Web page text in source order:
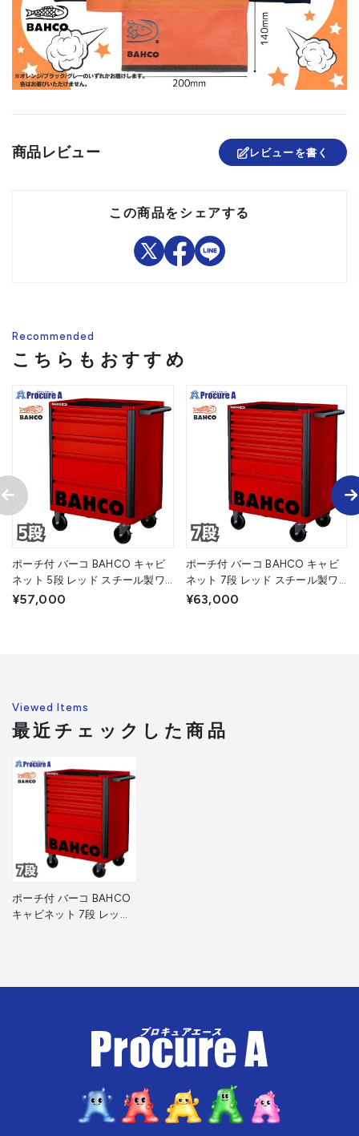
商品レビュー レビューを書く
この商品をシェアする
Recommended
こちらもおすすめ
ポーチ付 バーコ BAHCO キャビ
ネット 5段 レッド スチール製ワ
ゴン ツールストレージエントリ
¥57,000
ポーチ付 バーコ BAHCO キャビ
ネット 7段 レッド スチール製ワ
ゴン ツールストレージエントリ
¥63,000
Viewed Items
最近チェックした商品
ポーチ付 バーコ BAHCO
キャビネット 7段 レッド